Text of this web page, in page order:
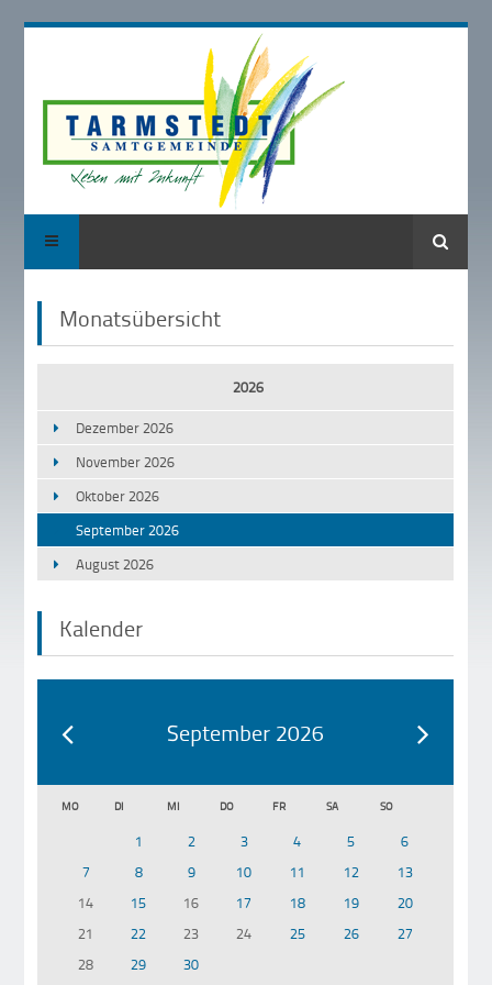
Suche
Monatsübersicht
2026
Dezember 2026
November 2026
Oktober 2026
September 2026
August 2026
Kalender
September 2026
MO DI MI DO FR SA SO
1 2 3 4 5
6
7
8 9 10 11 12
13
14
15 16 17 18 19
20
21
22 23 24 25 26
27
28
29 30